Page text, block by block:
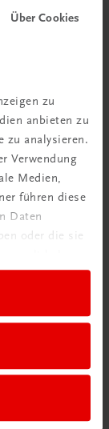
Über Cookies
zu
anbieten zu
zu analysieren.
Verwendung
Medien,
führen diese
Daten
oder die sie
bei Ihnen